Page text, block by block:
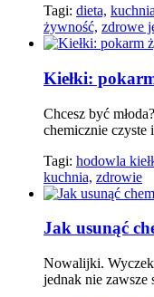
Tagi: dieta,
żywność, zdrowe
Kiełki:
Chcesz być
chemicznie
Tagi: hodowla
kuchnia, zdrowie
Jak usunąć
Nowalijki.
jednak nie zawsze